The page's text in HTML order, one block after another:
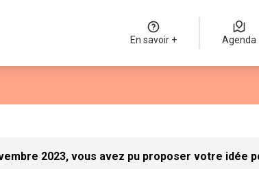
En savoir + Agenda
2023, vous avez pu proposer votre idée